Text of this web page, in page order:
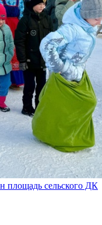
площадь сельского ДК